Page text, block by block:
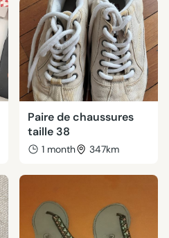
Paire de chaussures
taille 38
1 month 347km